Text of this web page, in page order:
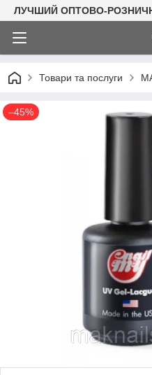
ЛУЧШИЙ ОПТОВО-
Товари та послуги
–45%